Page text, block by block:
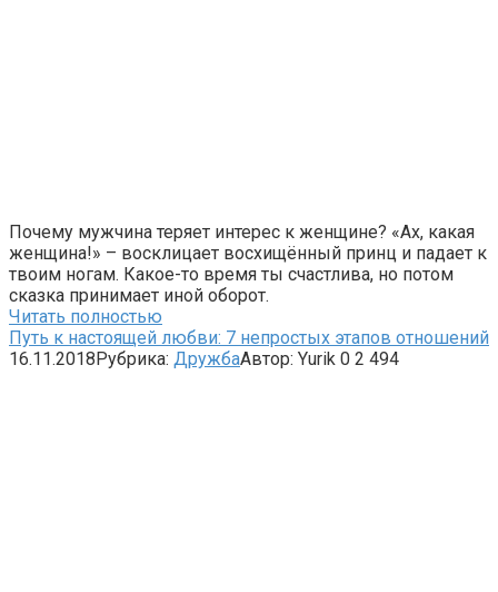
Почему мужчина теряет интерес к женщине? «Ах, какая
женщина!» – восклицает восхищённый принц и падает к
твоим ногам. Какое-то время ты счастлива, но потом
сказка принимает иной оборот.
Читать полностью
Путь к настоящей любви: 7 непростых этапов отношений
16.11.2018Рубрика: ДружбаАвтор: Yurik 0 2 494